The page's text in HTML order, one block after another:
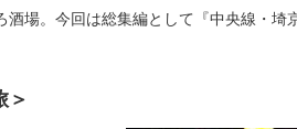
場。今回は総集編として『中央線・埼
＞